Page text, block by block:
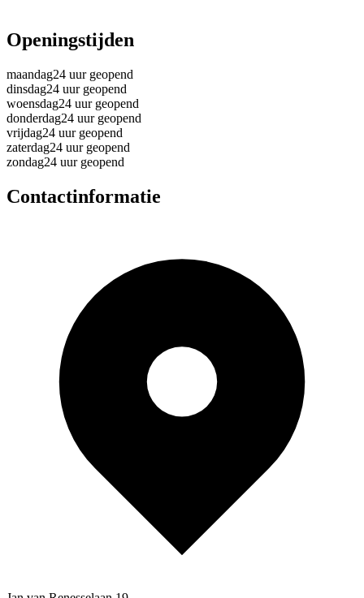
Openingstijden
maandag24 uur geopend
dinsdag24 uur geopend
woensdag24 uur geopend
donderdag24 uur geopend
vrijdag24 uur geopend
zaterdag24 uur geopend
zondag24 uur geopend
Contactinformatie